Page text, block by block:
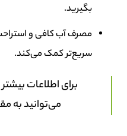
بگیرید.
مصرف آب کافی و
سریع‌تر کمک می‌کند.
برای اطلاعات بیشتر
می‌توانید به